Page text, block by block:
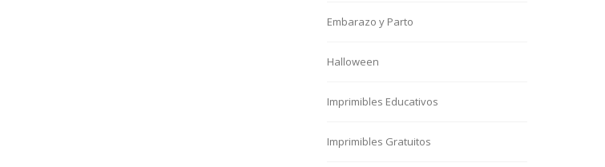
Embarazo y Parto
Halloween
Imprimibles Educativos
Imprimibles Gratuitos